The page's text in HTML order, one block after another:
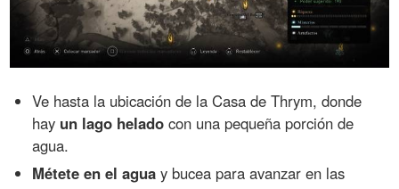
Ve hasta la ubicación de la Casa de Thrym, donde
hay un lago helado con una pequeña porción de
agua.
Métete en el agua y bucea para avanzar en las